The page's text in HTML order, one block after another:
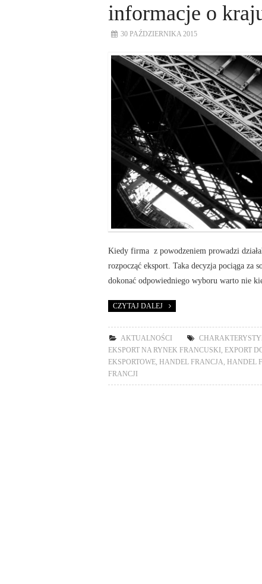
informacje o
30 PAŹDZIERNIKA 2015
Kiedy firma z powodzeniem prowadzi
rozpocząć eksport. Taka decyzja pociąga za
dokonać odpowiedniego wyboru warto nie
CZYTAJ DALEJ
AKTUALNOŚCI
EKSPORT NA RYNEK FRANCUSKI
EXPORT
EKSPORTOWE HANDEL FRANCJA HANDEL
FRANCJI